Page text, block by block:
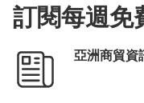
訂閱每週免
亞洲商貿資